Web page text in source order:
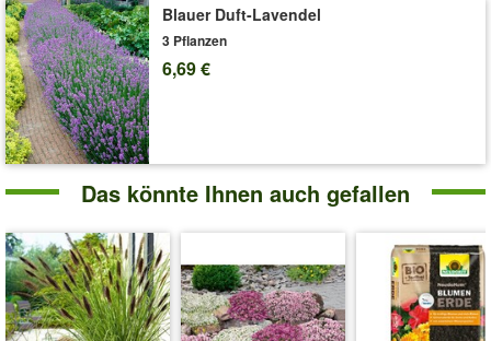
Blauer Duft-Lavendel
3 Pflanzen
6,69 €
Das könnte Ihnen auch gefallen